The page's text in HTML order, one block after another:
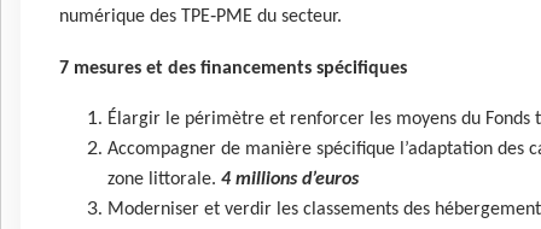
numérique des TPE‑PME du secteur.
7 mesures et des financements spécifiques
Élargir le périmètre et renforcer les moyens du
Accompagner de manière spécifique l’adaptation des
zone littorale. 4 millions d’euros
Moderniser et verdir les classements des